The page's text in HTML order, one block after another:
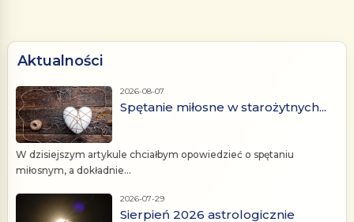
Aktualności
2026-08-07
Spętanie miłosne w starożytnych...
W dzisiejszym artykule chciałbym opowiedzieć o spętaniu
miłosnym, a dokładnie...
2026-07-29
Sierpień 2026 astrologicznie